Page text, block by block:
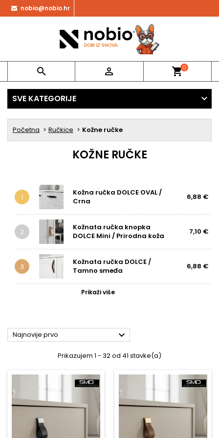
nobio@nobio.hr
  shopping_cart0
SVE KATEGORIJE
Početna Ručkice Kožne ručke
KOŽNE RUČKE
1
Kožna ručka DOLCE OVAL /
Crna
6,88 €
2
Kožnata ručka knopka
DOLCE Mini / Prirodna koža
7,10 €
3
Kožnata ručka DOLCE /
Tamno smeđa
6,88 €
Prikaži više
Najnovije prvo 
Prikazujem 1 - 32 od 41 stavke(a)